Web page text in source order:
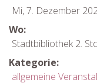
Mi, 7. Dezember
Wo:
Stadtbibliothek 2.
Kategorie:
allgemeine